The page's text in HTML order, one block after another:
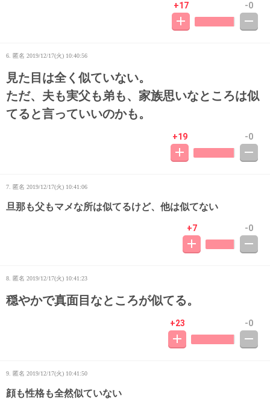
+17 -0
6. 匿名 2019/12/17(火) 10:40:56
見た目は全く似ていない。
ただ、夫も実父も弟も、家族思いなところは似
てると言っていいのかも。
+19 -0
7. 匿名 2019/12/17(火) 10:41:06
旦那も父もマメな所は似てるけど、他は似てない
+7 -0
8. 匿名 2019/12/17(火) 10:41:23
穏やかで真面目なところが似てる。
+23 -0
9. 匿名 2019/12/17(火) 10:41:50
顔も性格も全然似ていない